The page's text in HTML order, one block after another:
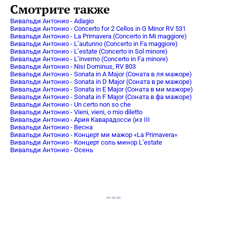
Смотрите также
Вивальди Антонио - Adagio
Вивальди Антонио - Concerto for 2 Cellos in G Minor RV 531
Вивальди Антонио - La Primavera (Concerto in Mi maggiore)
Вивальди Антонио - L’autunno (Concerto in Fa maggiore)
Вивальди Антонио - L’estate (Concerto in Sol minore)
Вивальди Антонио - L’inverno (Concerto in Fa minore)
Вивальди Антонио - Nisi Dominus, RV 803
Вивальди Антонио - Sonata in A Major (Соната в ля мажоре)
Вивальди Антонио - Sonata in D Major (Соната в ре мажоре)
Вивальди Антонио - Sonata in E Major (Соната в ми мажоре)
Вивальди Антонио - Sonata in F Major (Соната в фа мажоре)
Вивальди Антонио - Un certo non so che
Вивальди Антонио - Vieni, vieni, o mio diletto
Вивальди Антонио - Ария Каварадосси (из III
Вивальди Антонио - Весна
Вивальди Антонио - Концерт ми мажор «La Primavera»
Вивальди Антонио - Концерт соль минор L’estate
Вивальди Антонио - Осень